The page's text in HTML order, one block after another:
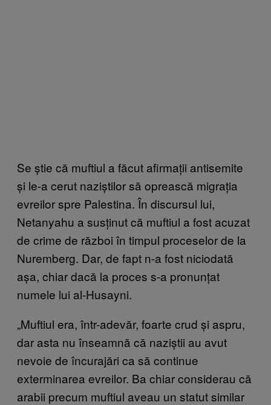
Se știe că muftiul a făcut afirmații antisemite
și le-a cerut naziștilor să oprească migrația
evreilor spre Palestina. În discursul lui,
Netanyahu a susținut că muftiul a fost acuzat
de crime de război în timpul proceselor de la
Nuremberg. Dar, de fapt n-a fost niciodată
așa, chiar dacă la proces s-a pronunțat
numele lui al-Husayni.
„Muftiul era, într-adevăr, foarte crud și aspru,
dar asta nu înseamnă că naziștii au avut
nevoie de încurajări ca să continue
exterminarea evreilor. Ba chiar considerau că
arabii precum muftiul aveau un statut similar